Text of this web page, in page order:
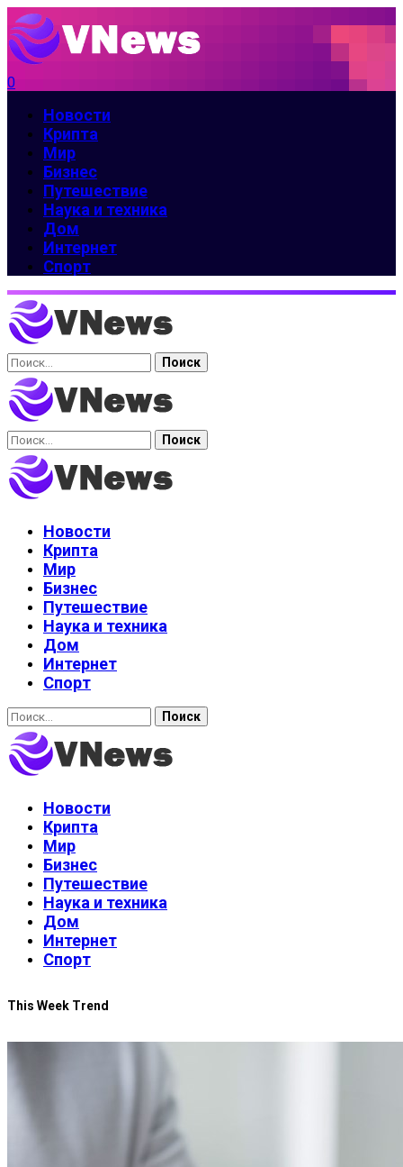
0
Новости
Крипта
Мир
Бизнес
Путешествие
Наука и техника
Дом
Интернет
Спорт
Найти:
Найти:
Новости
Крипта
Мир
Бизнес
Путешествие
Наука и техника
Дом
Интернет
Спорт
Найти:
Новости
Крипта
Мир
Бизнес
Путешествие
Наука и техника
Дом
Интернет
Спорт
This Week Trend